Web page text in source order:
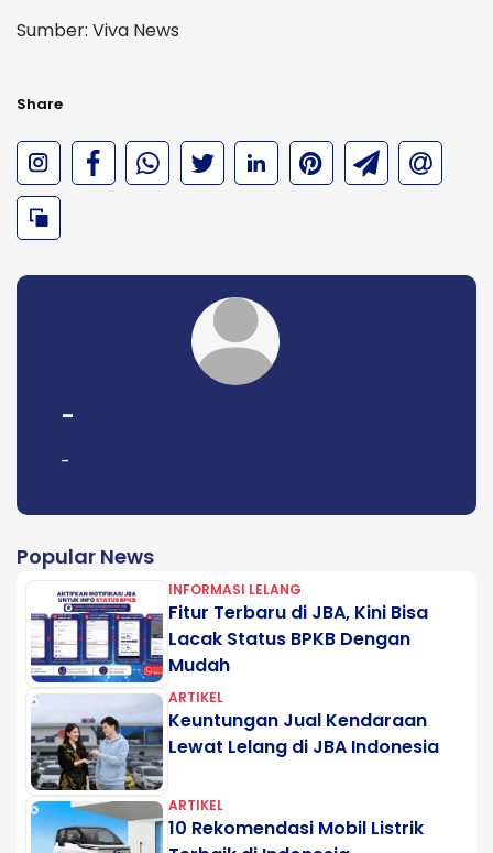
Sumber: Viva News
Share
-
-
Popular News
INFORMASI LELANG
Fitur Terbaru di JBA, Kini Bisa
Lacak Status BPKB Dengan
Mudah
ARTIKEL
Keuntungan Jual Kendaraan
Lewat Lelang di JBA Indonesia
ARTIKEL
10 Rekomendasi Mobil Listrik